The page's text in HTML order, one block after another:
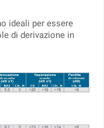
ideali per essere
di derivazione in